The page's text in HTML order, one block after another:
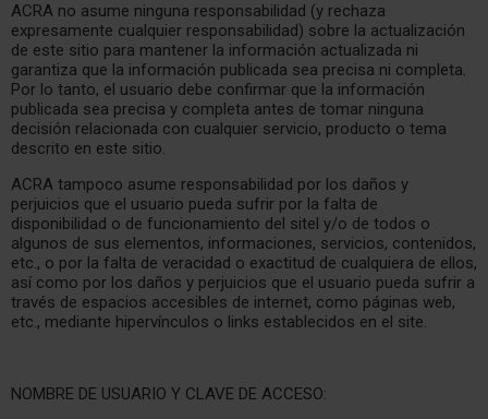
ACRA no asume ninguna responsabilidad (y rechaza
expresamente cualquier responsabilidad) sobre la actualización
de este sitio para mantener la información actualizada ni
garantiza que la información publicada sea precisa ni completa.
Por lo tanto, el usuario debe confirmar que la información
publicada sea precisa y completa antes de tomar ninguna
decisión relacionada con cualquier servicio, producto o tema
descrito en este sitio.
ACRA tampoco asume responsabilidad por los daños y
perjuicios que el usuario pueda sufrir por la falta de
disponibilidad o de funcionamiento del sitel y/o de todos o
algunos de sus elementos, informaciones, servicios, contenidos,
etc., o por la falta de veracidad o exactitud de cualquiera de ellos,
así como por los daños y perjuicios que el usuario pueda sufrir a
través de espacios accesibles de internet, como páginas web,
etc., mediante hipervínculos o links establecidos en el site.
NOMBRE DE USUARIO Y CLAVE DE ACCESO: